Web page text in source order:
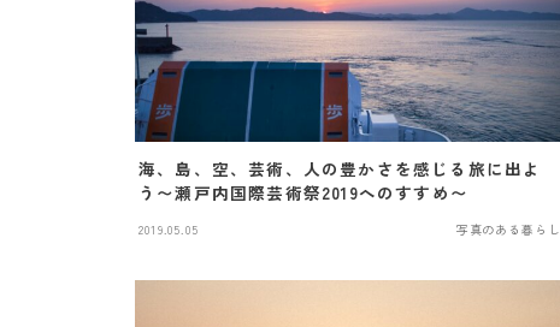
海、島、空、芸術、人の豊かさを感じる旅に出よ
う〜瀬戸内国際芸術祭2019へのすすめ〜
2019.05.05 写真のある暮らし